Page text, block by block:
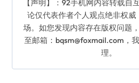
【声明】：92手机网内容转载自
论仅代表作者个人观点绝非权威
场。如您发现内容存在版权问题
至邮箱：bqsm@foxmail.com，
理。